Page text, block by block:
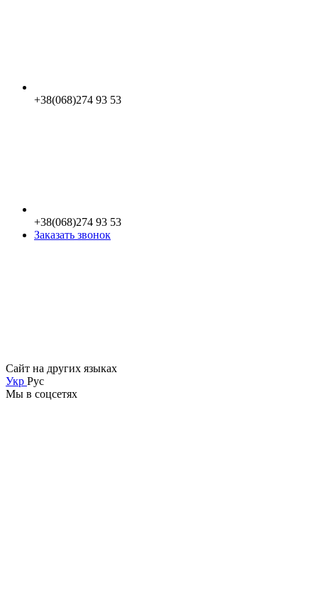
+38(068)274 93 53
+38(068)274 93 53
Заказать звонок
Сайт на других языках
Укр Рус
Мы в соцсетях